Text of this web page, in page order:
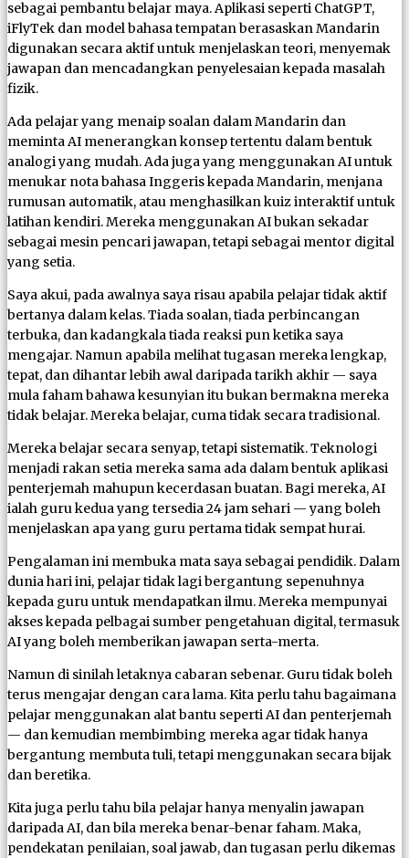
sebagai pembantu belajar maya. Aplikasi seperti ChatGPT,
iFlyTek dan model bahasa tempatan berasaskan Mandarin
digunakan secara aktif untuk menjelaskan teori, menyemak
jawapan dan mencadangkan penyelesaian kepada masalah
fizik.
Ada pelajar yang menaip soalan dalam Mandarin dan
meminta AI menerangkan konsep tertentu dalam bentuk
analogi yang mudah. Ada juga yang menggunakan AI untuk
menukar nota bahasa Inggeris kepada Mandarin, menjana
rumusan automatik, atau menghasilkan kuiz interaktif untuk
latihan kendiri. Mereka menggunakan AI bukan sekadar
sebagai mesin pencari jawapan, tetapi sebagai mentor digital
yang setia.
Saya akui, pada awalnya saya risau apabila pelajar tidak aktif
bertanya dalam kelas. Tiada soalan, tiada perbincangan
terbuka, dan kadangkala tiada reaksi pun ketika saya
mengajar. Namun apabila melihat tugasan mereka lengkap,
tepat, dan dihantar lebih awal daripada tarikh akhir — saya
mula faham bahawa kesunyian itu bukan bermakna mereka
tidak belajar. Mereka belajar, cuma tidak secara tradisional.
Mereka belajar secara senyap, tetapi sistematik. Teknologi
menjadi rakan setia mereka sama ada dalam bentuk aplikasi
penterjemah mahupun kecerdasan buatan. Bagi mereka, AI
ialah guru kedua yang tersedia 24 jam sehari — yang boleh
menjelaskan apa yang guru pertama tidak sempat hurai.
Pengalaman ini membuka mata saya sebagai pendidik. Dalam
dunia hari ini, pelajar tidak lagi bergantung sepenuhnya
kepada guru untuk mendapatkan ilmu. Mereka mempunyai
akses kepada pelbagai sumber pengetahuan digital, termasuk
AI yang boleh memberikan jawapan serta-merta.
Namun di sinilah letaknya cabaran sebenar. Guru tidak boleh
terus mengajar dengan cara lama. Kita perlu tahu bagaimana
pelajar menggunakan alat bantu seperti AI dan penterjemah
— dan kemudian membimbing mereka agar tidak hanya
bergantung membuta tuli, tetapi menggunakan secara bijak
dan beretika.
Kita juga perlu tahu bila pelajar hanya menyalin jawapan
daripada AI, dan bila mereka benar-benar faham. Maka,
pendekatan penilaian, soal jawab, dan tugasan perlu dikemas